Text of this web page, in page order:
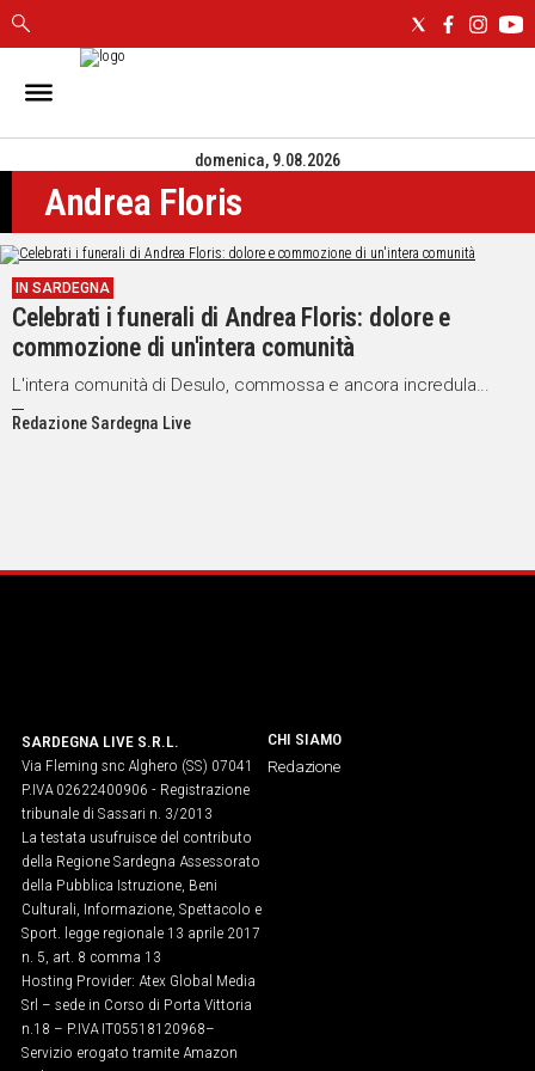
IN
CAGLIARI
SASSARI
NUORO
ORISTANO
SULCIS
GALLURA
OGLIASTRA
MEDIO
CAMPIDANO
IN
STORIE
VIDEO
UNISCITI
AL CANALE
WHATSAPP
domenica, 9.08.2026
Andrea Floris
IN SARDEGNA
Celebrati i funerali di Andrea Floris: dolore e
commozione di un'intera comunità
L'intera comunità di Desulo, commossa e ancora incredula...
Redazione Sardegna Live
SARDEGNA LIVE S.R.L.
Via Fleming snc Alghero (SS) 07041
P.IVA 02622400906 - Registrazione
tribunale di Sassari n. 3/2013
La testata usufruisce del contributo
della Regione Sardegna Assessorato
della Pubblica Istruzione, Beni
Culturali, Informazione, Spettacolo e
Sport. legge regionale 13 aprile 2017
n. 5, art. 8 comma 13
Hosting Provider: Atex Global Media
Srl – sede in Corso di Porta Vittoria
n.18 – P.IVA IT05518120968​–
Servizio erogato tramite Amazon
CHI SIAMO
Redazione